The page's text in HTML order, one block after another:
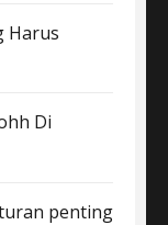
Harus
Di
penting